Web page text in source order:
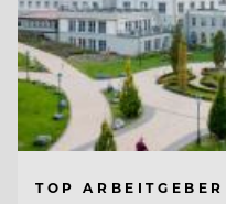
TOP ARBEITGEBER